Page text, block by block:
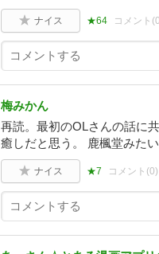
ナイス ★64 コメント(0
梅みかん
再読。最初のOLさんの話に
癒しだと思う。 鹿楓堂みた
ナイス ★7 コメント(0)